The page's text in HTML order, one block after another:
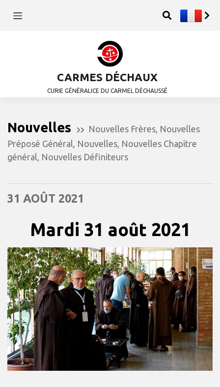
CARMES DÉCHAUX
CURIE GÉNÉRALICE DU CARMEL DÉCHAUSSÉ
Nouvelles Nouvelles Frères Nouvelles
Préposé Général Nouvelles Nouvelles Chapitre
général Nouvelles Définiteurs
31 AOÛT 2021
Mardi 31 août 2021